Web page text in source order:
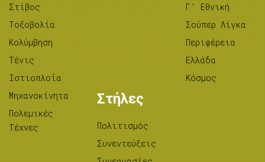
Στίβος
Tοξοβολία
Κολύμβηση
Τένις
Ιστιοπλοΐα
Μηχανοκίνητα
Πολεμικές
Τέχνες
Γ’ Εθνική
Σούπερ Λίγκα
Περιφέρεια
Ελλάδα
Κόσμος
Στήλες
Πολιτισμός
Συνεντεύξεις